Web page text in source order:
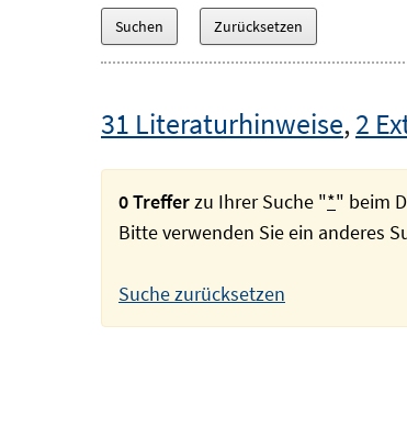
31 Literaturhinweise,2
0 Trefferzu Ihrer Suche "*" beim
Bitte verwenden Sie ein anderes
Suche zurücksetzen